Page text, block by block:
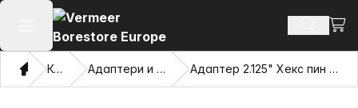
Отвори го главното мени
Дома
Каталог Адаптери и повлекувачки очи Адаптер 2.125" Хекс пин x 2.375" API Reg пин (среден)